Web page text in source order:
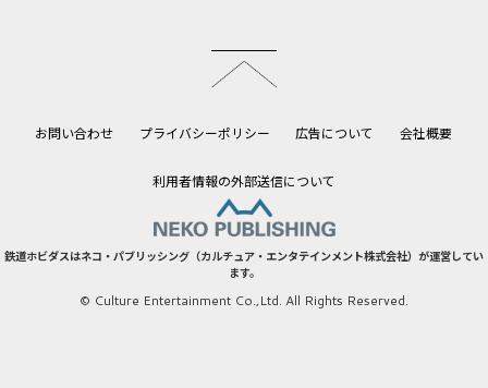
お問い合わせ プライバシーポリシー 広告について 会社概要
利用者情報の外部送信について
鉄道ホビダスはネコ・パブリッシング（カルチュア・エンタテインメント株式会社）が運営してい
ます。
© Culture Entertainment Co.,Ltd. All Rights Reserved.